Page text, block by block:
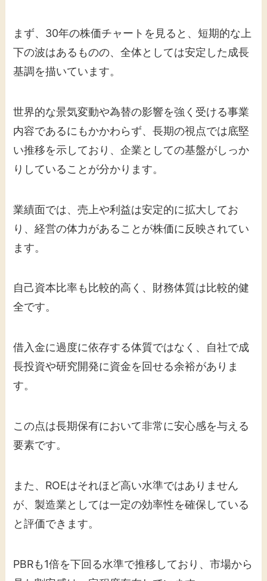
まず、30年の株価チャートを見ると、短期的な上
下の波はあるものの、全体としては安定した成長
基調を描いています。
世界的な景気変動や為替の影響を強く受ける事業
内容であるにもかかわらず、長期の視点では底堅
い推移を示しており、企業としての基盤がしっか
りしていることが分かります。
業績面では、売上や利益は安定的に拡大してお
り、経営の体力があることが株価に反映されてい
ます。
自己資本比率も比較的高く、財務体質は比較的健
全です。
借入金に過度に依存する体質ではなく、自社で成
長投資や研究開発に資金を回せる余裕がありま
す。
この点は長期保有において非常に安心感を与える
要素です。
また、ROEはそれほど高い水準ではありません
が、製造業としては一定の効率性を確保している
と評価できます。
PBRも1倍を下回る水準で推移しており、市場から